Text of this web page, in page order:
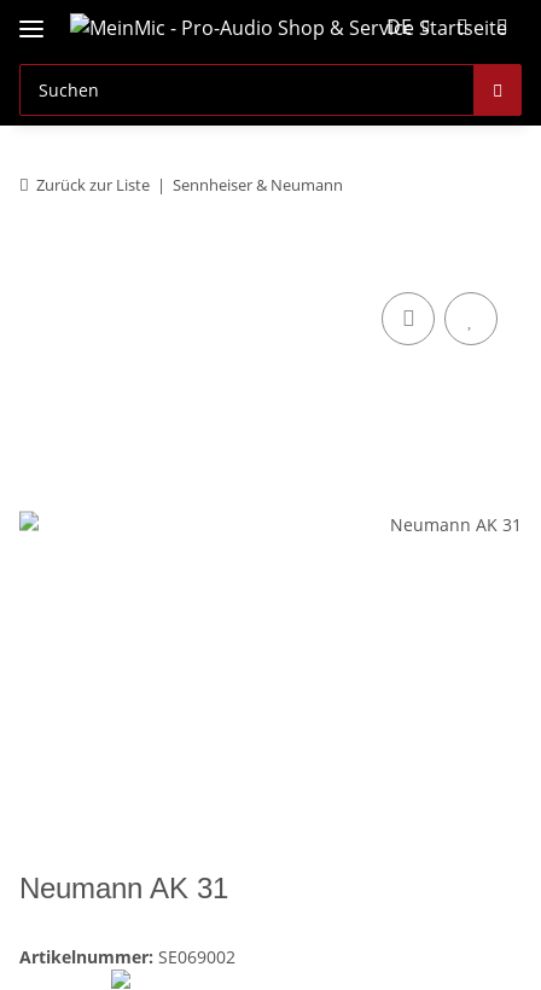
DE
Zurück zur Liste Sennheiser & Neumann
Neumann AK 31
Artikelnummer: SE069002